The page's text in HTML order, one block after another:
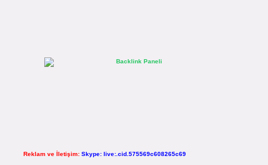
Reklam ve İletişim: Skype: live:.cid.575569c608265c69